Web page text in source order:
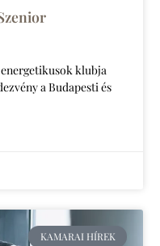
klubja
a Budapesti és
KAMARAI HÍREK